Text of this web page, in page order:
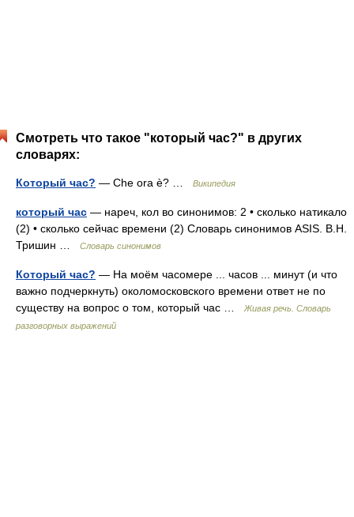
Смотреть что такое "который час?" в других
словарях:
Который час? — Che ora è? … Википедия
который час — нареч, кол во синонимов: 2 • сколько натикало
(2) • сколько сейчас времени (2) Словарь синонимов ASIS. В.Н.
Тришин …
Словарь синонимов
Который час? — На моём часомере ... часов ... минут (и что
важно подчеркнуть) околомосковского времени ответ не по
существу на вопрос о том, который час …
Живая речь. Словарь
разговорных выражений